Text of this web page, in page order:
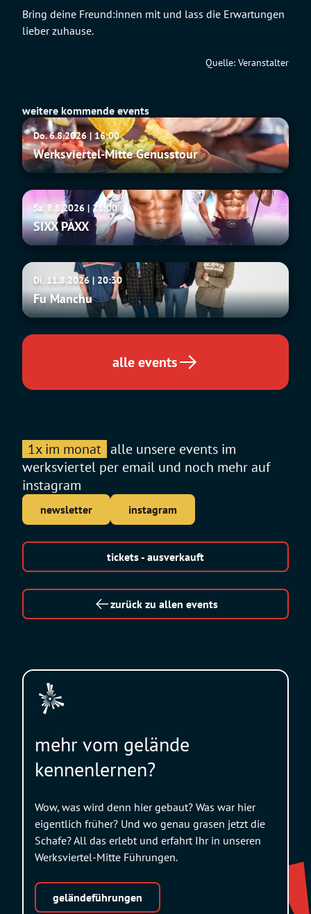
Bring deine Freund:innen mit und lass die Erwartungen
lieber zuhause.
Quelle: Veranstalter
weitere kommende events
Werksviertel-
Mitte
Genusstour
Do. 6.8.2026 | 16:00
Werksviertel-Mitte Genusstour
SIXX
PAXXSa. 8.8.2026 | 21:00
SIXX PAXX
Fu
Manchu
Di. 11.8.2026 | 20:30
Fu Manchu
alle events
1x im monat alle unsere events im
werksviertel per email und noch mehr auf
instagram
newsletter instagram
tickets - ausverkauft
zurück zu allen events
mehr vom gelände
kennenlernen?
Wow, was wird denn hier gebaut? Was war hier
eigentlich früher? Und wo genau grasen jetzt die
Schafe? All das erlebt und erfahrt Ihr in unseren
Werksviertel-Mitte Führungen.
geländeführungen